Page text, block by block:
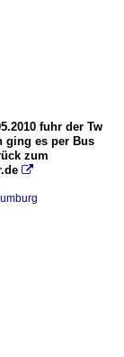
fuhr der Tw
ging es per Bus
zum
